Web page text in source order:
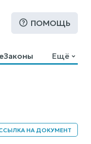
ПОМОЩЬ
Законы
Ещё
НА ДОКУМЕНТ